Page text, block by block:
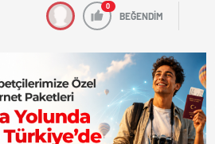
0
BEĞENDİM